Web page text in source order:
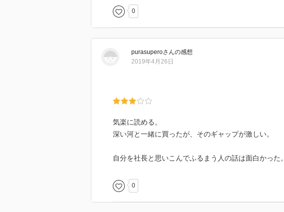
0
purasuperoさんの感想
2019年4月26日
気楽に読める。
深い河と一緒に買ったが、そのギャップが激しい。
自分を社長と思いこんでふるまう人の話は面白かった。
0